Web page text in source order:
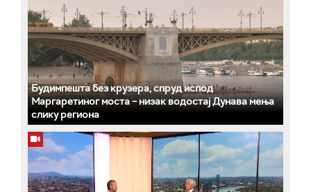
Будимпешта без крузера, спруд испод
Маргаретиног моста – низак водостај Дунава мења
слику региона